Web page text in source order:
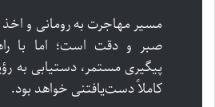
مسیر مهاجرت به رومانی و اخذ
صبر و دقت است؛ اما با
پیگیری مستمر، دستیابی به
کاملاً دست‌یافتنی خواهد بود.